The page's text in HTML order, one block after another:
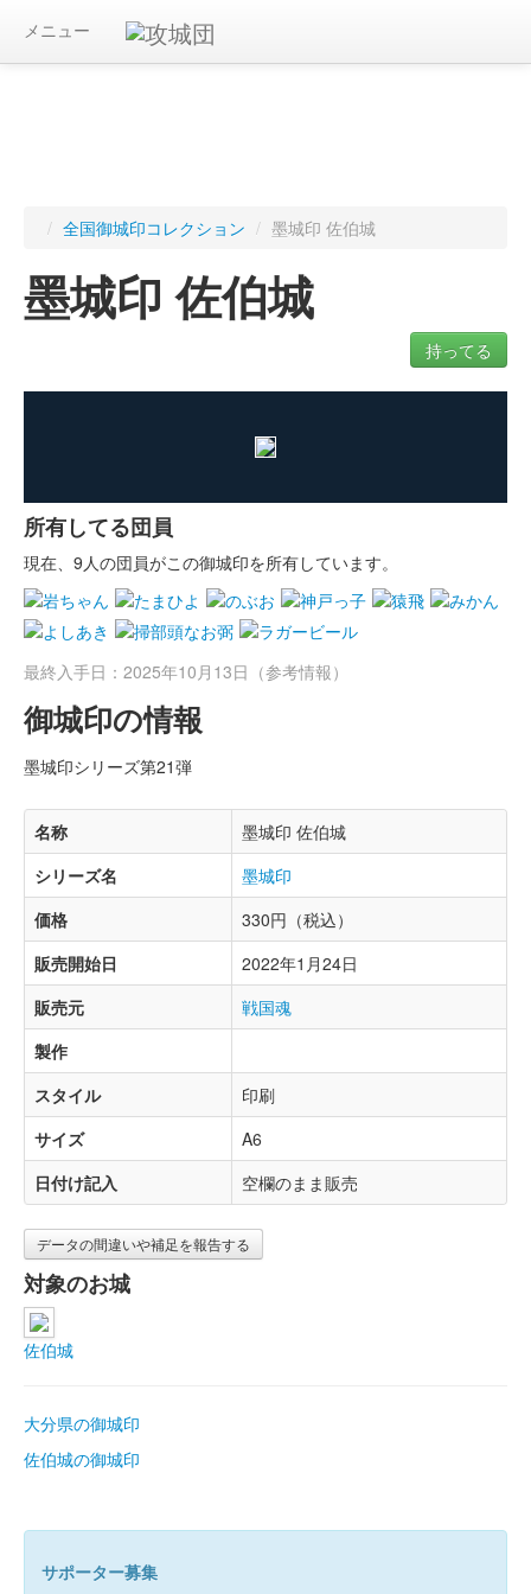
メニュー
/ 全国御城印コレクション / 墨城印 佐伯城
墨城印 佐伯城
持ってる
所有してる団員
現在、9人の団員がこの御城印を所有しています。
最終入手日：2025年10月13日（参考情報）
御城印の情報
墨城印シリーズ第21弾
名称
墨城印 佐伯城
シリーズ名
墨城印
価格
330円（税込）
販売開始日
2022年1月24日
販売元
戦国魂
製作
スタイル
印刷
サイズ
A6
日付け記入
空欄のまま販売
データの間違いや補足を報告する
対象のお城
佐伯城
大分県の御城印
佐伯城の御城印
サポーター募集